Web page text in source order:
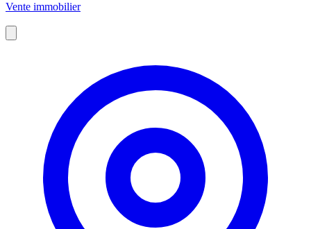
Vente immobilier